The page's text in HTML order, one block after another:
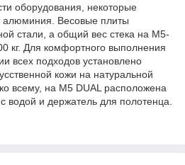
оборудования, некоторые
алюминия. Весовые плиты
стали, а общий вес стека на M5-
кг. Для комфортного выполнения
всех подходов установлено
кожи на натуральной
всему, на M5 DUAL расположена
водой и держатель для полотенца.